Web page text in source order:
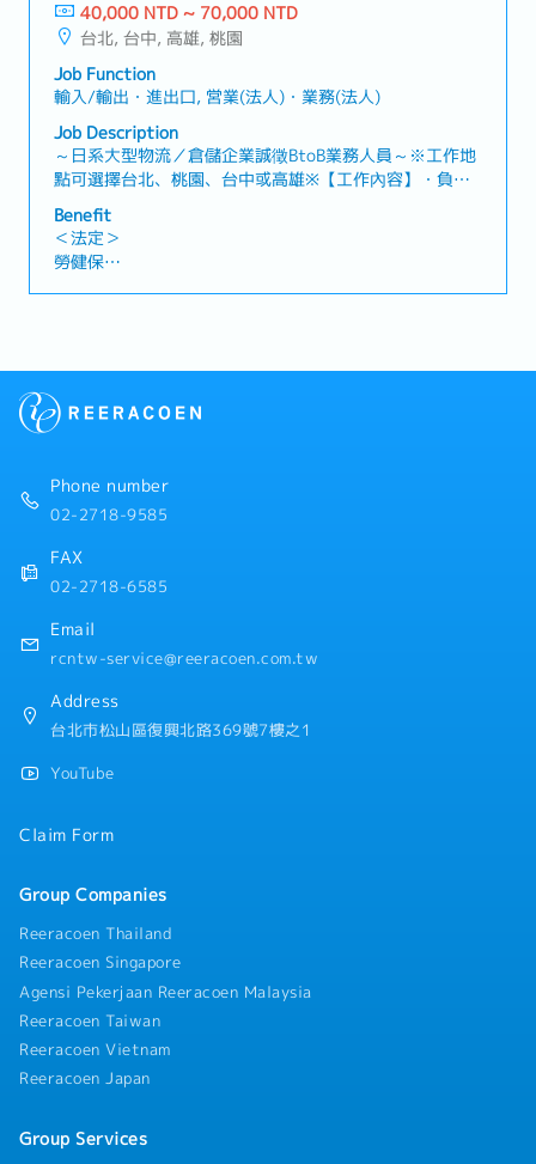
【企業福利】
・績效獎金 (1年2次發放，基本1.6個月)
・人事考核、調薪制度 (1年2次)
・員工健康檢查 (1年1次)
・新任到職即享有每半年3天的心靈充電假
・額外支付證照津貼
・證照課程訓練費用補助 (公司指定項目)
・迎新會、慶生會、部門聚餐、三節禮品
・免費零食無限供應、免費咖啡無限供應
・員工國內旅遊、家庭日
40,000 NTD ~ 70,000 NTD
台北, 台中, 高雄, 桃園
Job Function
輸入/輸出・進出口, 営業(法人)・業務(法人)
Job Description
～日系大型物流／倉儲企業誠徵BtoB業務人員～※工作地
點可選擇台北、桃園、台中或高雄※【工作內容】・負責
國際進出口、國內運輸、倉儲管理及庫存管理等整體物流
服務業務・開發新客戶並維護既有客戶關係※主要以新客
戶開發為主・透過電話開發潛在客戶，安排拜訪行程並進
行業務提案・了解客戶需求，提供最適合的物流解決方案
Benefit
＜法定＞
勞健保
＜公司福利＞
・獎金：1個月～※依公司內部規定決定
・員工旅遊(不定期)
Phone number
02-2718-9585
FAX
02-2718-6585
Email
rcntw-service@reeracoen.com.tw
Address
台北市松山區復興北路369號7樓之1
YouTube
Claim Form
Group Companies
Reeracoen Thailand
Reeracoen Singapore
Agensi Pekerjaan Reeracoen Malaysia
Reeracoen Taiwan
Reeracoen Vietnam
Reeracoen Japan
Group Services